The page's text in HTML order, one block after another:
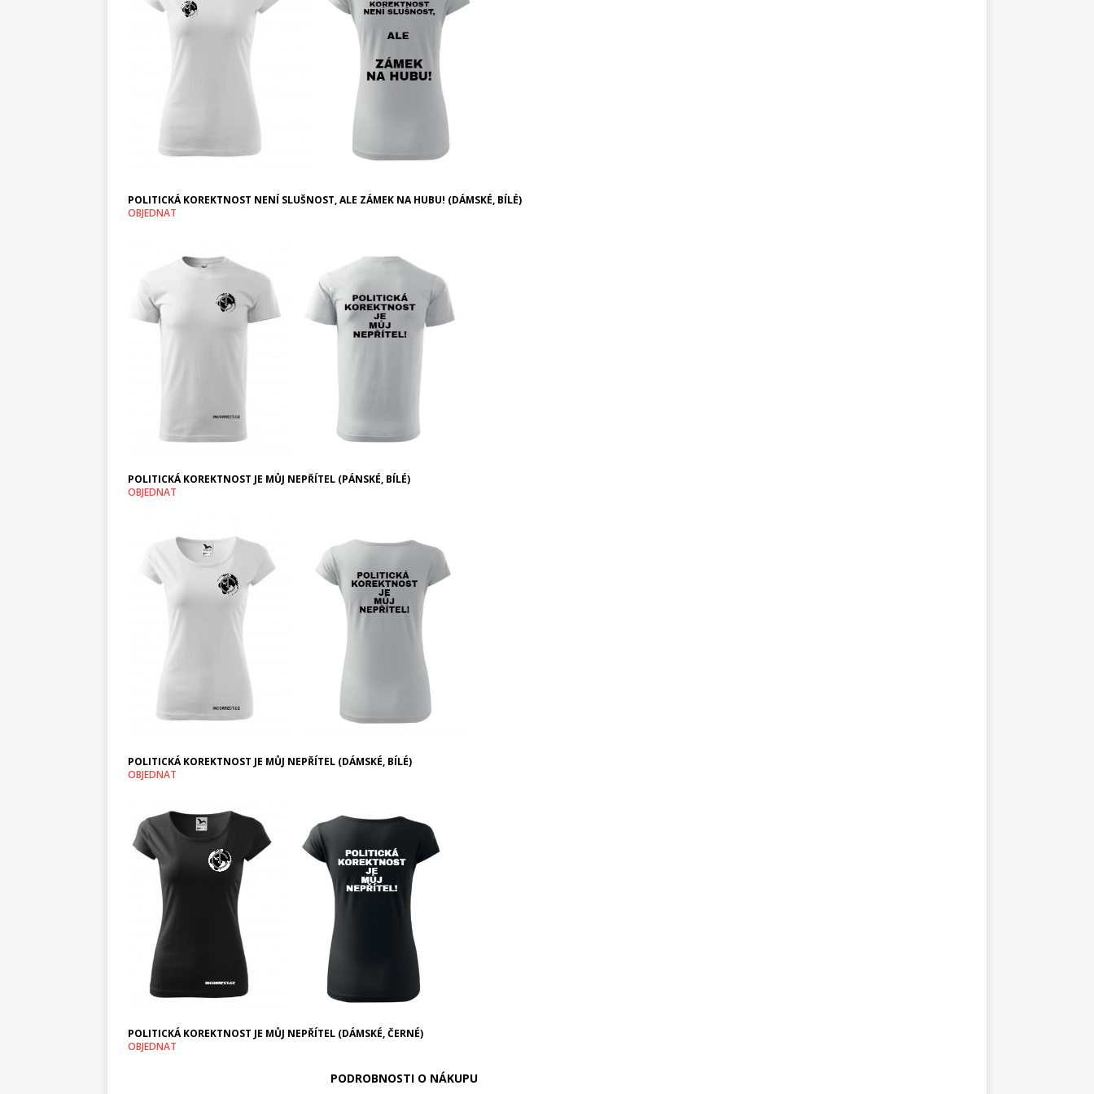
POLITICKÁ KOREKTNOST NENÍ SLUŠNOST, ALE ZÁMEK NA HUBU! (DÁMSKÉ, BÍLÉ)
OBJEDNAT
POLITICKÁ KOREKTNOST JE MŮJ NEPŘÍTEL (PÁNSKÉ, BÍLÉ)
OBJEDNAT
POLITICKÁ KOREKTNOST JE MŮJ NEPŘÍTEL (DÁMSKÉ, BÍLÉ)
OBJEDNAT
POLITICKÁ KOREKTNOST JE MŮJ NEPŘÍTEL (DÁMSKÉ, ČERNÉ)
OBJEDNAT
PODROBNOSTI O NÁKUPU